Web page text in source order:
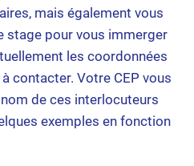
mais également vous
stage pour vous immerger
les coordonnées
contacter. Votre CEP vous
de ces interlocuteurs
exemples en fonction